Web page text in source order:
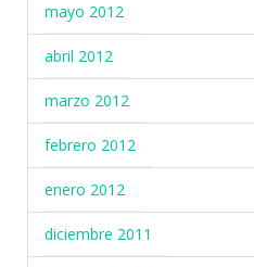
mayo 2012
abril 2012
marzo 2012
febrero 2012
enero 2012
diciembre 2011